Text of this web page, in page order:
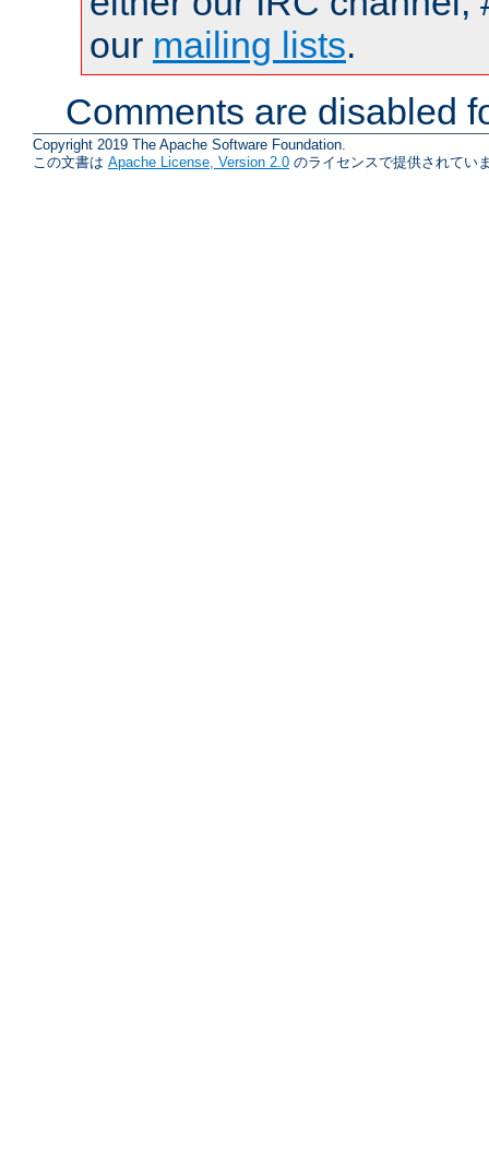
our mailing lists.
Comments are disabled
Copyright 2019 The Apache Software Foundation.
この文書は Apache License, Version 2.0 のライセンスで提供されてい